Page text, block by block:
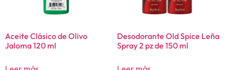
Aceite Clásico de Olivo
Jaloma 120 ml
Desodorante Old Spice Leña
Spray 2 pz de 150 ml